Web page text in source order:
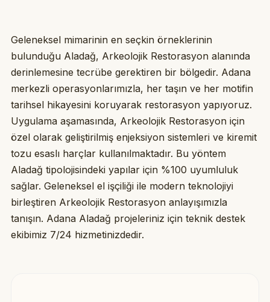
Geleneksel mimarinin en seçkin örneklerinin
bulunduğu Aladağ, Arkeolojik Restorasyon alanında
derinlemesine tecrübe gerektiren bir bölgedir. Adana
merkezli operasyonlarımızla, her taşın ve her motifin
tarihsel hikayesini koruyarak restorasyon yapıyoruz.
Uygulama aşamasında, Arkeolojik Restorasyon için
özel olarak geliştirilmiş enjeksiyon sistemleri ve kiremit
tozu esaslı harçlar kullanılmaktadır. Bu yöntem
Aladağ tipolojisindeki yapılar için %100 uyumluluk
sağlar. Geleneksel el işçiliği ile modern teknolojiyi
birleştiren Arkeolojik Restorasyon anlayışımızla
tanışın. Adana Aladağ projeleriniz için teknik destek
ekibimiz 7/24 hizmetinizdedir.